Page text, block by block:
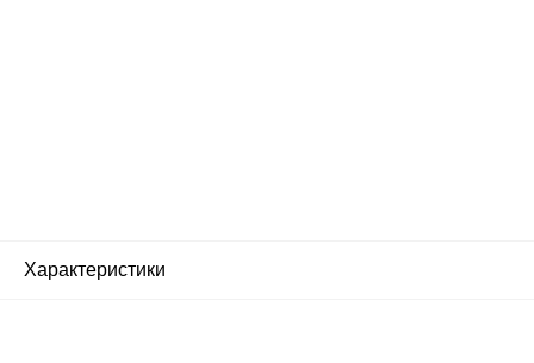
Характеристики